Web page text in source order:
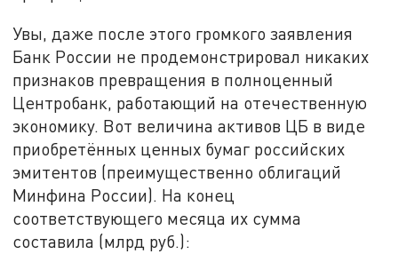
Увы, даже после этого громкого заявления
Банк России не продемонстрировал никаких
признаков превращения в полноценный
Центробанк, работающий на отечественную
экономику. Вот величина активов ЦБ в виде
приобретённых ценных бумаг российских
эмитентов (преимущественно облигаций
Минфина России). На конец
соответствующего месяца их сумма
составила (млрд руб.):